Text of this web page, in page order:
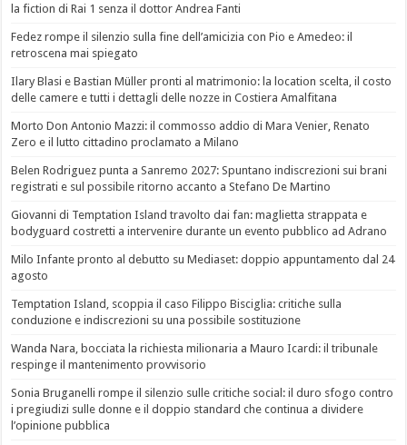
la fiction di Rai 1 senza il dottor Andrea Fanti
Fedez rompe il silenzio sulla fine dell’amicizia con Pio e Amedeo: il
retroscena mai spiegato
Ilary Blasi e Bastian Müller pronti al matrimonio: la location scelta, il costo
delle camere e tutti i dettagli delle nozze in Costiera Amalfitana
Morto Don Antonio Mazzi: il commosso addio di Mara Venier, Renato
Zero e il lutto cittadino proclamato a Milano
Belen Rodriguez punta a Sanremo 2027: Spuntano indiscrezioni sui brani
registrati e sul possibile ritorno accanto a Stefano De Martino
Giovanni di Temptation Island travolto dai fan: maglietta strappata e
bodyguard costretti a intervenire durante un evento pubblico ad Adrano
Milo Infante pronto al debutto su Mediaset: doppio appuntamento dal 24
agosto
Temptation Island, scoppia il caso Filippo Bisciglia: critiche sulla
conduzione e indiscrezioni su una possibile sostituzione
Wanda Nara, bocciata la richiesta milionaria a Mauro Icardi: il tribunale
respinge il mantenimento provvisorio
Sonia Bruganelli rompe il silenzio sulle critiche social: il duro sfogo contro
i pregiudizi sulle donne e il doppio standard che continua a dividere
l’opinione pubblica